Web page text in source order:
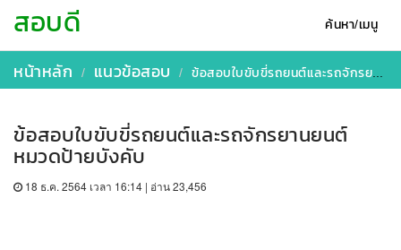
ค้นหา/เมนู
สอบดี
หน้าหลัก แนวข้อสอบ ข้อสอบใบขับขี่รถยนต์และรถจักรยานยนต์ หมวดป้ายบังคับ
ข้อสอบใบขับขี่รถยนต์และรถจักรยานยนต์
หมวดป้ายบังคับ
18 ธ.ค. 2564 เวลา 16:14 | อ่าน 23,456